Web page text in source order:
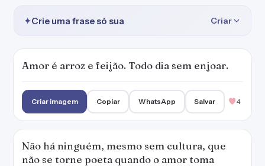
✦Crie uma frase só sua Criar
Amor é arroz e feijão. Todo dia sem enjoar.
Criar imagem Copiar WhatsApp Salvar 4
Não há ninguém, mesmo sem cultura, que
não se torne poeta quando o amor toma